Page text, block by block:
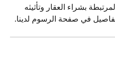
بشراء العقار وتأثيثه
في صفحة الرسوم لدينا.